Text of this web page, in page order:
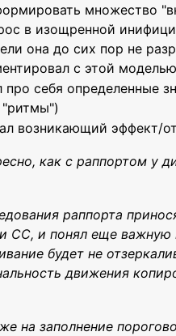
множество
в изощренной
она до сих пор не
с этой
про себя определенные
возникающий эффект/
как с раппортом у
раппорта
СС, и понял еще важную
будет не
движения
на заполнение